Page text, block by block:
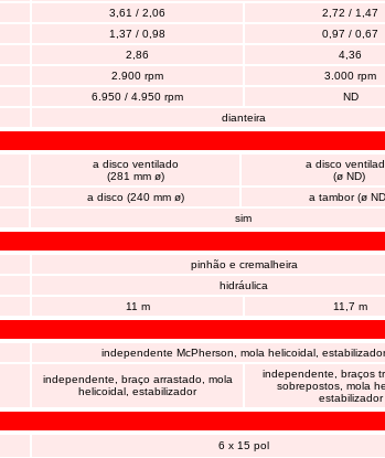
3,61 / 2,06
2,72 / 1,47
1,37 / 0,98
0,97 / 0,67
2,86
4,36
2.900 rpm
3.000 rpm
6.950 / 4.950 rpm
ND
dianteira
a disco ventilado
(281 mm ø)
a disco
(ø ND)
a disco (240 mm ø)
a tambor (ø
sim
pinhão e cremalheira
hidráulica
11 m
11,7 m
independente McPherson, mola helicoidal, estabilizador
independente, braço arrastado, mola
helicoidal, estabilizador
independente, braços
sobrepostos, mola
estabilizador
6 x 15 pol